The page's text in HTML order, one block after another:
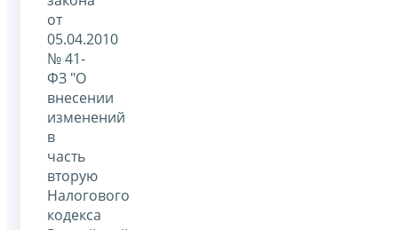
от
05.04.2010
№ 41-
ФЗ "О
внесении
изменений
в
часть
вторую
Налогового
кодекса